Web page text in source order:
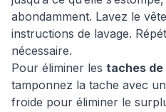
abondamment. Lavez le
instructions de lavage.
nécessaire.
Pour éliminer les taches de
tamponnez la tache avec
froide pour éliminer le